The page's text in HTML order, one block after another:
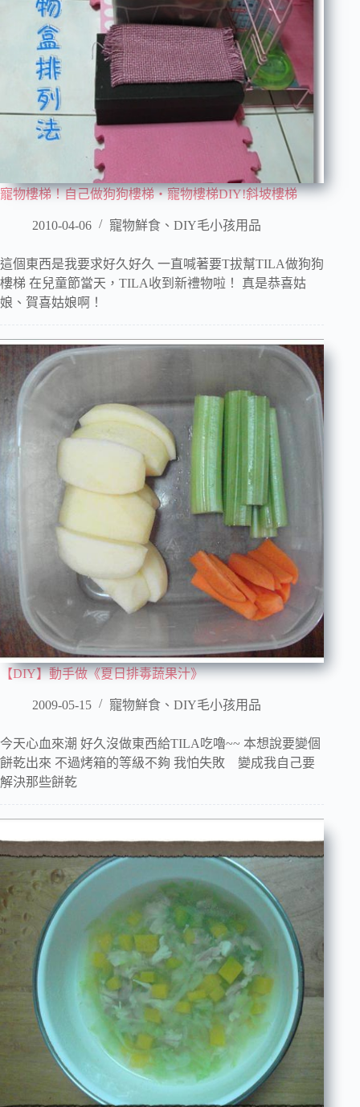
寵物樓梯！自己做狗狗樓梯‧寵物樓梯DIY!斜坡樓梯
2010-04-06 寵物鮮食、DIY毛小孩用品
這個東西是我要求好久好久 一直喊著要T拔幫TILA做狗狗
樓梯 在兒童節當天，TILA收到新禮物啦！ 真是恭喜姑
娘、賀喜姑娘啊！
【DIY】動手做《夏日排毒蔬果汁》
2009-05-15 寵物鮮食、DIY毛小孩用品
今天心血來潮 好久沒做東西給TILA吃嚕~~ 本想說要變個
餅乾出來 不過烤箱的等級不夠 我怕失敗 變成我自己要
解決那些餅乾